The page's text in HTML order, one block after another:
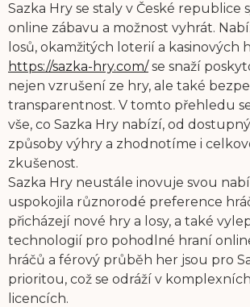
Sazka Hry se staly v České republice
online zábavu a možnost vyhrát.
losů, okamžitých loterií a kasinových
https://sazka-hry.com/se snaží
nejen vzrušení ze hry, ale také
transparentnost. V tomto přehledu
vše, co Sazka Hry nabízí, od
způsoby výhry a zhodnotíme i
zkušenost.
Sazka Hry neustále inovuje svou
uspokojila různorodé preference
přicházejí nové hry a losy, a také
technologií pro pohodlné hraní
hráčů a férový průběh her jsou pro
prioritou, což se odráží v
licencích.